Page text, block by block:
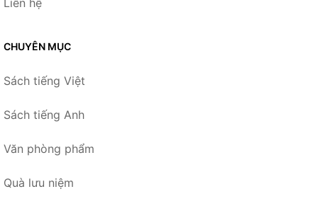
Liên hệ
CHUYÊN MỤC
Sách tiếng Việt
Sách tiếng Anh
Văn phòng phẩm
Quà lưu niệm